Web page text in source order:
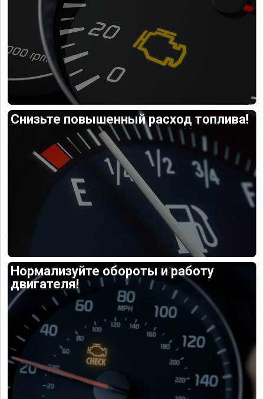
Снизьте повышенный расход топлива!
Нормализуйте обороты и работу
двигателя!